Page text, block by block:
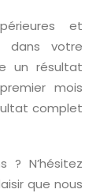
et
dans votre
un résultat
mois
complet
? N’hésitez
que nous